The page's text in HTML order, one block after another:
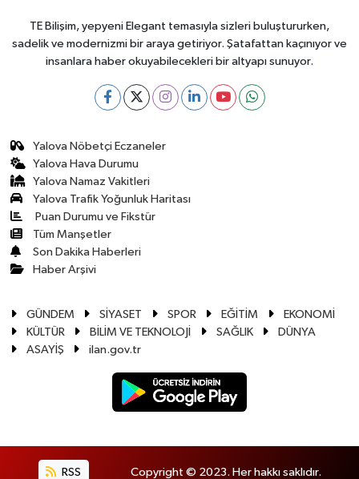
TE Bilişim, yepyeni Elegant temasıyla sizleri buluştururken,
sadelik ve modernizmi bir araya getiriyor. Şatafattan kaçınıyor ve
insanlara haber okuyabilecekleri bir altyapı sunuyor.
Yalova Nöbetçi Eczaneler
Yalova Hava Durumu
Yalova Namaz Vakitleri
Yalova Trafik Yoğunluk Haritası
Puan Durumu ve Fikstür
Tüm Manşetler
Son Dakika Haberleri
Haber Arşivi
GÜNDEM SİYASET SPOR EĞİTİM
EKONOMİ
KÜLTÜR
BİLİM VE TEKNOLOJİ SAĞLIK
DÜNYA
ASAYİŞ
ilan.gov.tr
RSS Copyright © 2023. Her hakkı saklıdır.